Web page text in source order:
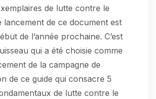
de lutte contre le
lancement de ce document est
de l’année prochaine. C’est
qui a été choisie comme
de la campagne de
de ce guide qui consacre 5
de lutte contre le